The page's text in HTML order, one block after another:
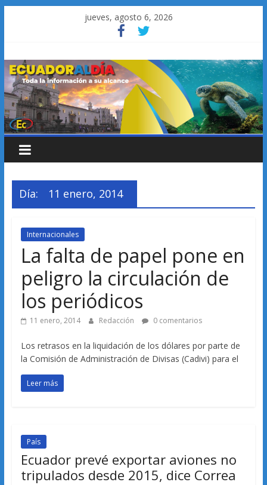
jueves, agosto 6, 2026
Día: 11 enero, 2014
Internacionales
La falta de papel pone en
peligro la circulación de
los periódicos
11 enero, 2014 Redacción 0 comentarios
Los retrasos en la liquidación de los dólares por parte de
la Comisión de Administración de Divisas (Cadivi) para el
Leer más
País
Ecuador prevé exportar aviones no
tripulados desde 2015, dice Correa